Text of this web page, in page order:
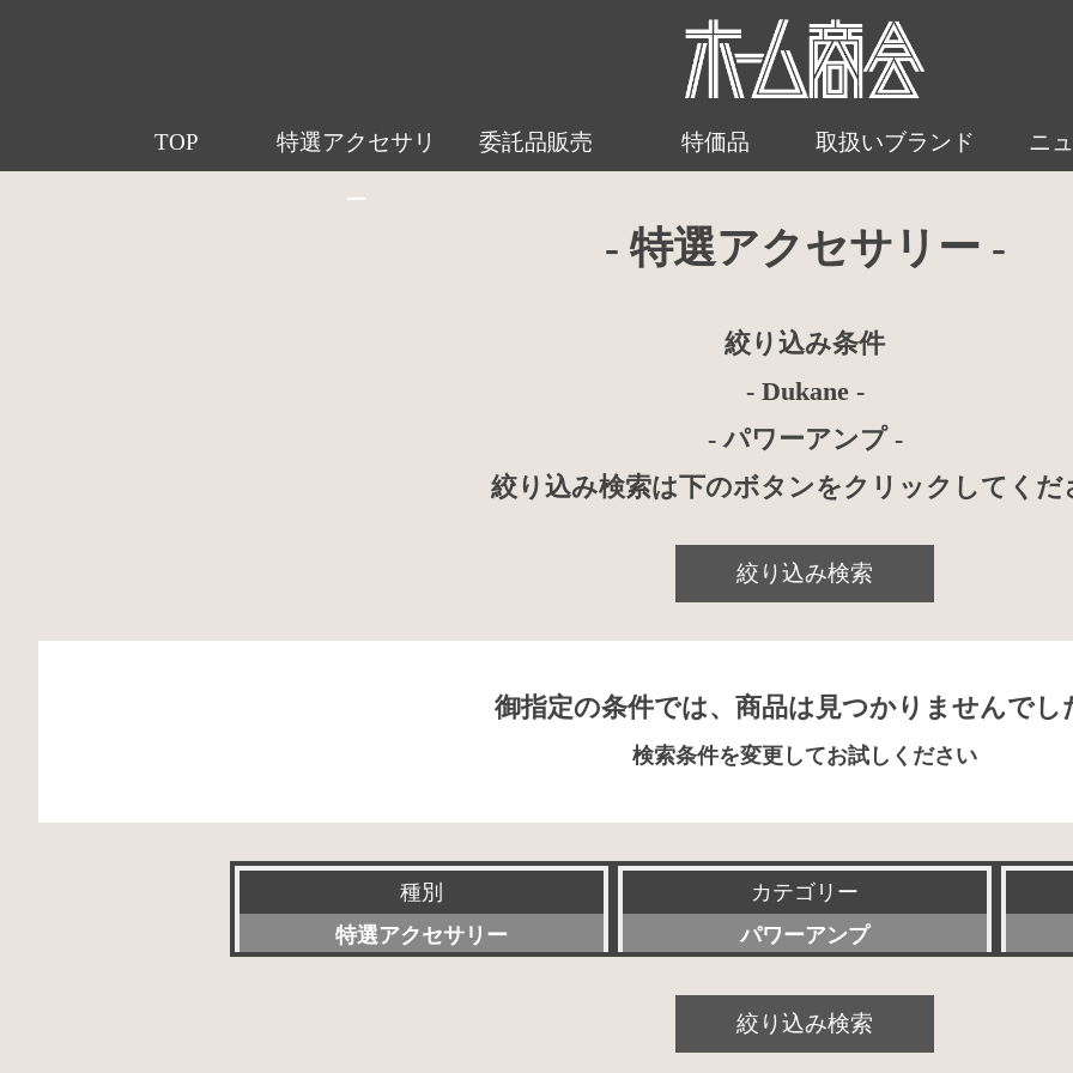
TOP 特選アクセサリ
ー
委託品販売 特価品 取扱いブランド ニ
- 特選アクセサリー -
絞り込み条件
- Dukane -
- パワーアンプ -
絞り込み検索は下のボタンをクリックしてくだ
絞り込み検索
御指定の条件では、商品は見つかりませんでし
検索条件を変更してお試しください
種別
特選アクセサリー
カテゴリー
パワーアンプ
プリアンプ
絞り込み検索